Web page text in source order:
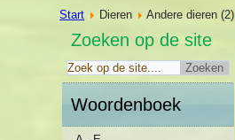
Start Dieren Andere dieren (2)
Zoeken op de site
Woordenboek